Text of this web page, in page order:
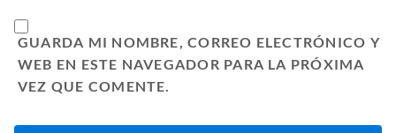
GUARDA MI NOMBRE, CORREO ELECTRÓNICO Y
WEB EN ESTE NAVEGADOR PARA LA PRÓXIMA
VEZ QUE COMENTE.